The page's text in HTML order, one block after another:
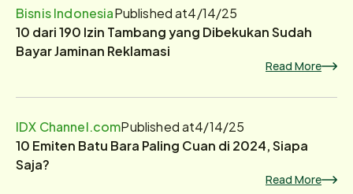
Bisnis IndonesiaPublished at4/14/25
10 dari 190 Izin Tambang yang Dibekukan Sudah
Bayar Jaminan Reklamasi
Read More
IDX Channel.comPublished at4/14/25
10 Emiten Batu Bara Paling Cuan di 2024, Siapa
Saja?
Read More